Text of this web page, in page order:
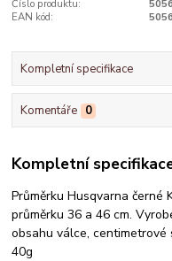
Číslo produktu:
EAN kód:
Kompletní specifikace
Komentáře 0
Kompletní
Průměrku Husqvarna černé
průměrku 36 a 46 cm.
obsahu válce,
40g